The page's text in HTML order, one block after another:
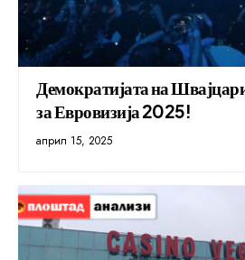
Демократијата на
за Евровизија 2025!
април 15, 2025